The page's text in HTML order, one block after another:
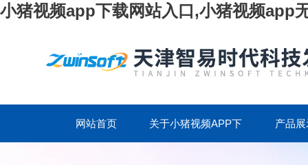
小猪视频app下载网站入口,小猪视频app
网站首页 关于小猪视频APP下 产品